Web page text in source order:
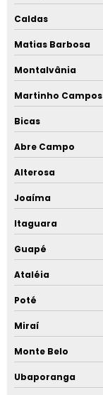
Caldas
Matias Barbosa
Montalvânia
Martinho Campos
Bicas
Abre Campo
Alterosa
Joaíma
Itaguara
Guapé
Ataléia
Poté
Miraí
Monte Belo
Ubaporanga